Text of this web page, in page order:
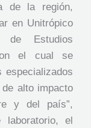
de la región,
en Unitrópico
de Estudios
el cual se
alto impacto
y del país”,
laboratorio, el